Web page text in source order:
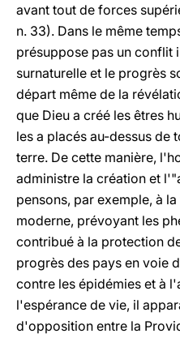
avant tout de forces
n. 33). Dans le même
présuppose pas un conflit
surnaturelle et le progrès
départ même de la
que Dieu a créé les êtres
les a placés au-dessus de
terre. De cette manière,
administre la création et
pensons, par exemple, à
moderne, prévoyant les
contribué à la protection
progrès des pays en voie
contre les épidémies et à
l'espérance de vie, il
d'opposition entre la